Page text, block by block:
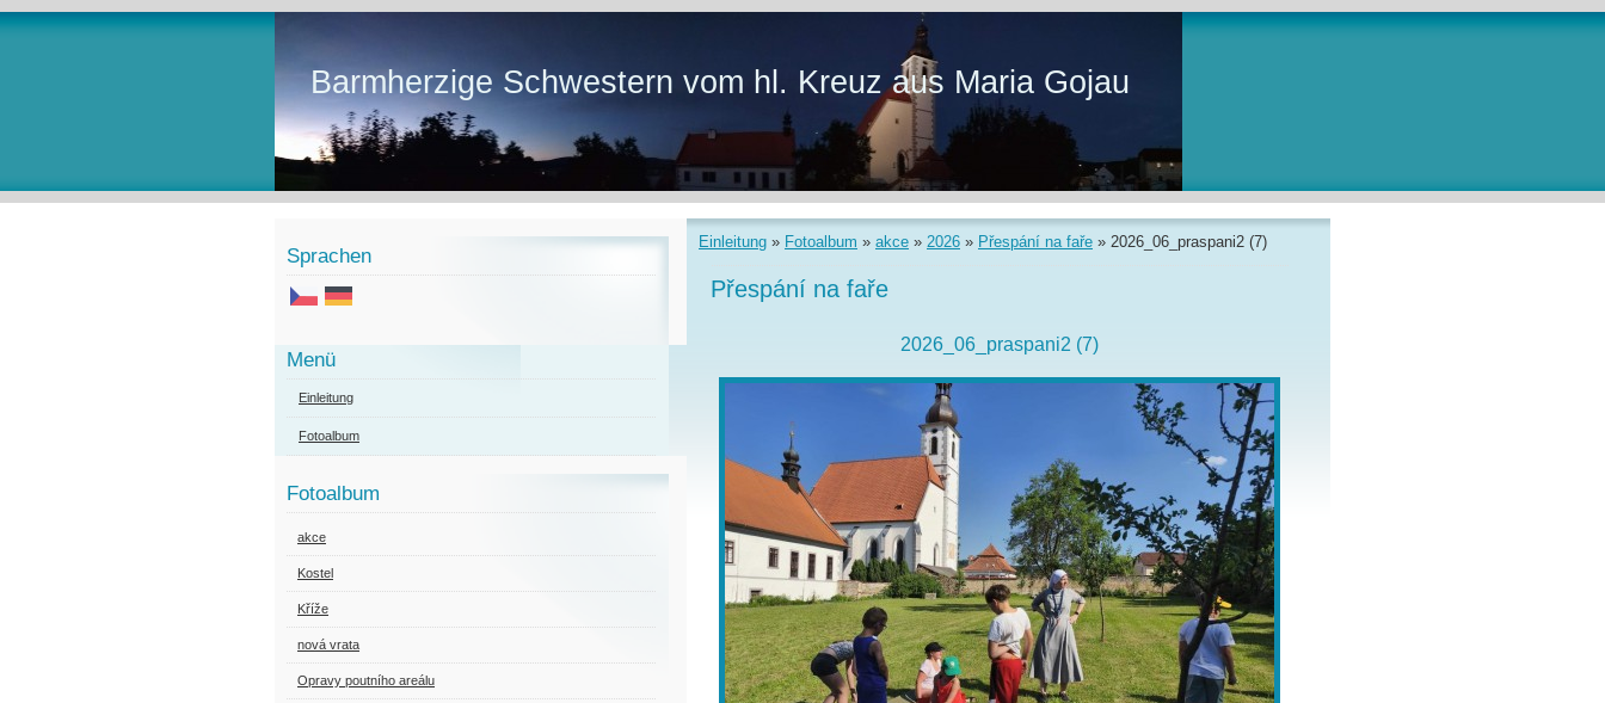
Barmherzige Schwestern vom hl. Kreuz aus Maria Gojau
Einleitung » Fotoalbum » akce » 2026 » Přespání na faře » 2026_06_praspani2 (7)
Přespání na faře
2026_06_praspani2 (7)
Sprachen
Menü
Einleitung
Fotoalbum
Fotoalbum
akce
Kostel
Kříže
nová vrata
Opravy poutního areálu